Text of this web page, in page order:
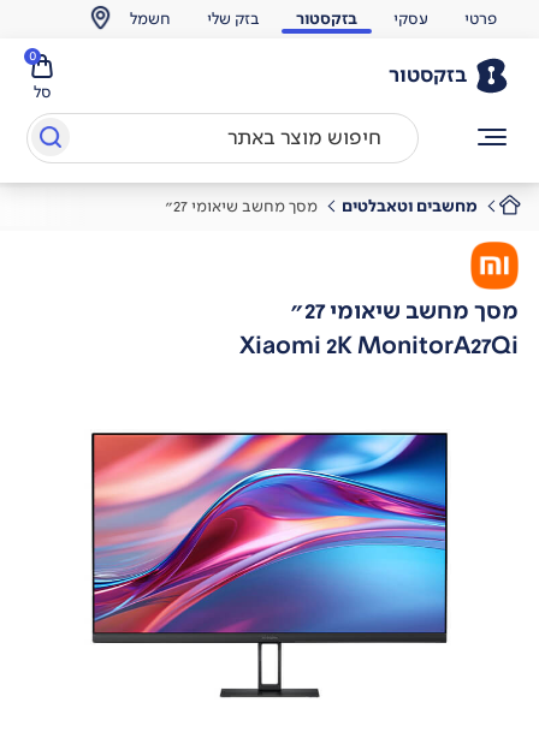
פרטי עסקי בזקסטור בזק שלי חשמל
בזקסטור
סל
0
מחשבים וטאבלטים מסך מחשב שיאומי 27"
מסך מחשב שיאומי 27"
Xiaomi 2K MonitorA27Qi